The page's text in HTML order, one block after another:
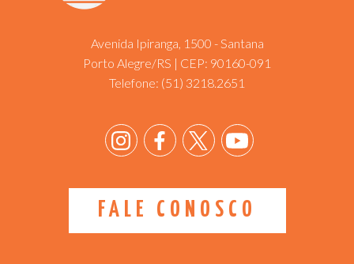
Avenida Ipiranga, 1500 - Santana
Porto Alegre/RS | CEP: 90160-091
Telefone: (51) 3218.2651
FALE CONOSCO